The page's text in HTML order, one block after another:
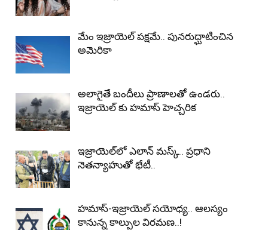
మేం ఇజ్రాయెల్ పక్షమే.. పునరుద్ఘాటించిన
అమెరికా
అలాగైతే బందీలు ప్రాణాలతో ఉండరు..
ఇజ్రాయెల్ కు హమాస్ హెచ్చరిక
ఇజ్రాయెల్‌లో ఎలాన్‌ మస్క్‌.. ప్రధాని
నెతన్యాహుతో భేటీ..
హమాస్-ఇజ్రాయెల్ సయోధ్య.. ఆలస్యం
కానున్న కాల్పుల విరమణ..!